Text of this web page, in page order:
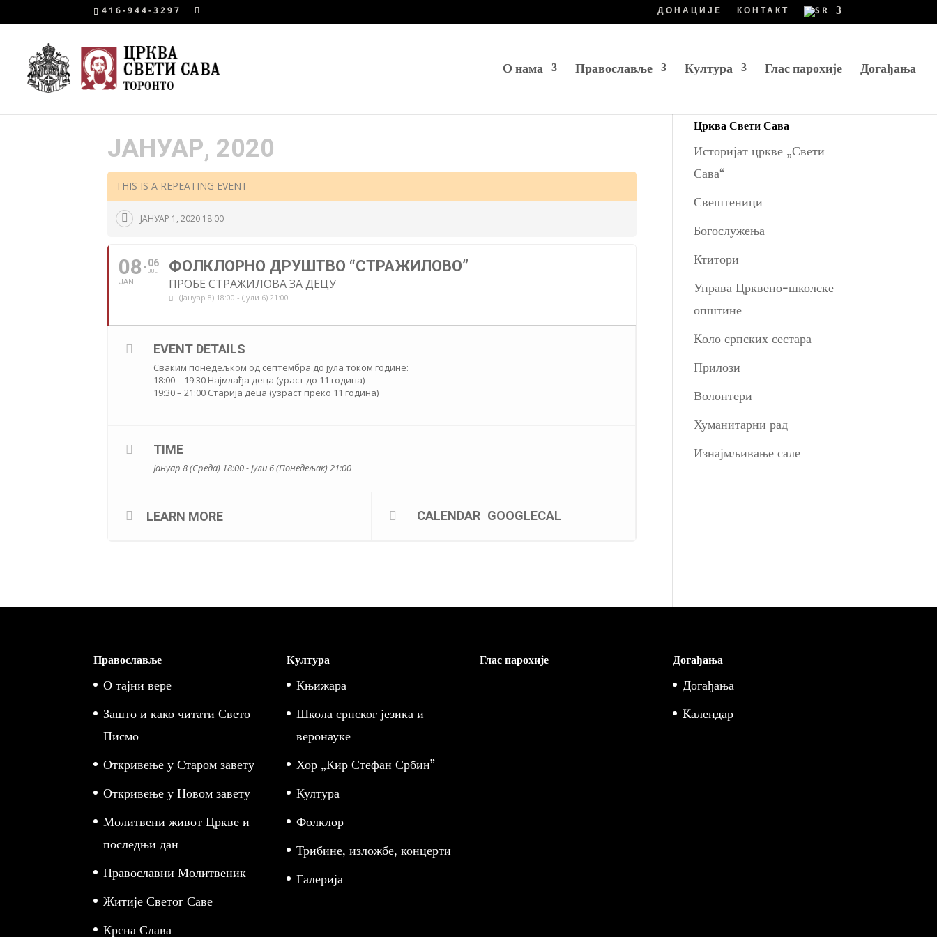
416-944-3297 ДОНАЦИЈЕ КОНТАКТ
О нама Православље Култура Глас парохије Догађања
ЈАНУАР, 2020
THIS IS A REPEATING EVENT
ЈАНУАР 1, 2020 18:00
08
JAN
06
JUL ФОЛКЛОРНО ДРУШТВО “СТРАЖИЛОВО”
ПРОБЕ СТРАЖИЛОВА ЗА ДЕЦУ
(Јануар 8) 18:00 - (Јули 6) 21:00
EVENT DETAILS
Cваким понедељком од септембра до јула током године:
18:00 – 19:30 Најмлађа деца (ураст до 11 година)
19:30 – 21:00 Старија деца (узраст преко 11 година)
TIME
Јануар 8 (Среда) 18:00 - Јули 6 (Понедељак) 21:00
LEARN MORE CALENDAR GOOGLECAL
Црква Свети Сава
Историјат цркве „Свети
Сава“
Свештеници
Богослужења
Ктитори
Управа Црквено-школске
општине
Kоло српских сестара
Прилози
Волонтери
Хуманитарни рад
Изнајмљивање сале
Православље
О тајни вере
Зашто и како читати Свето
Писмо
Откривење у Старом завету
Откривење у Новом завету
Молитвени живот Цркве и
последњи дан
Православни Молитвеник
Житије Светог Саве
Крсна Слава
Култура
Књижара
Школа српског језика и
веронауке
Хор „Кир Стефан Србин”
Култура
Фолклор
Трибине, изложбе, концерти
Галерија
Глас парохије Догађања
Догађања
Kалендар